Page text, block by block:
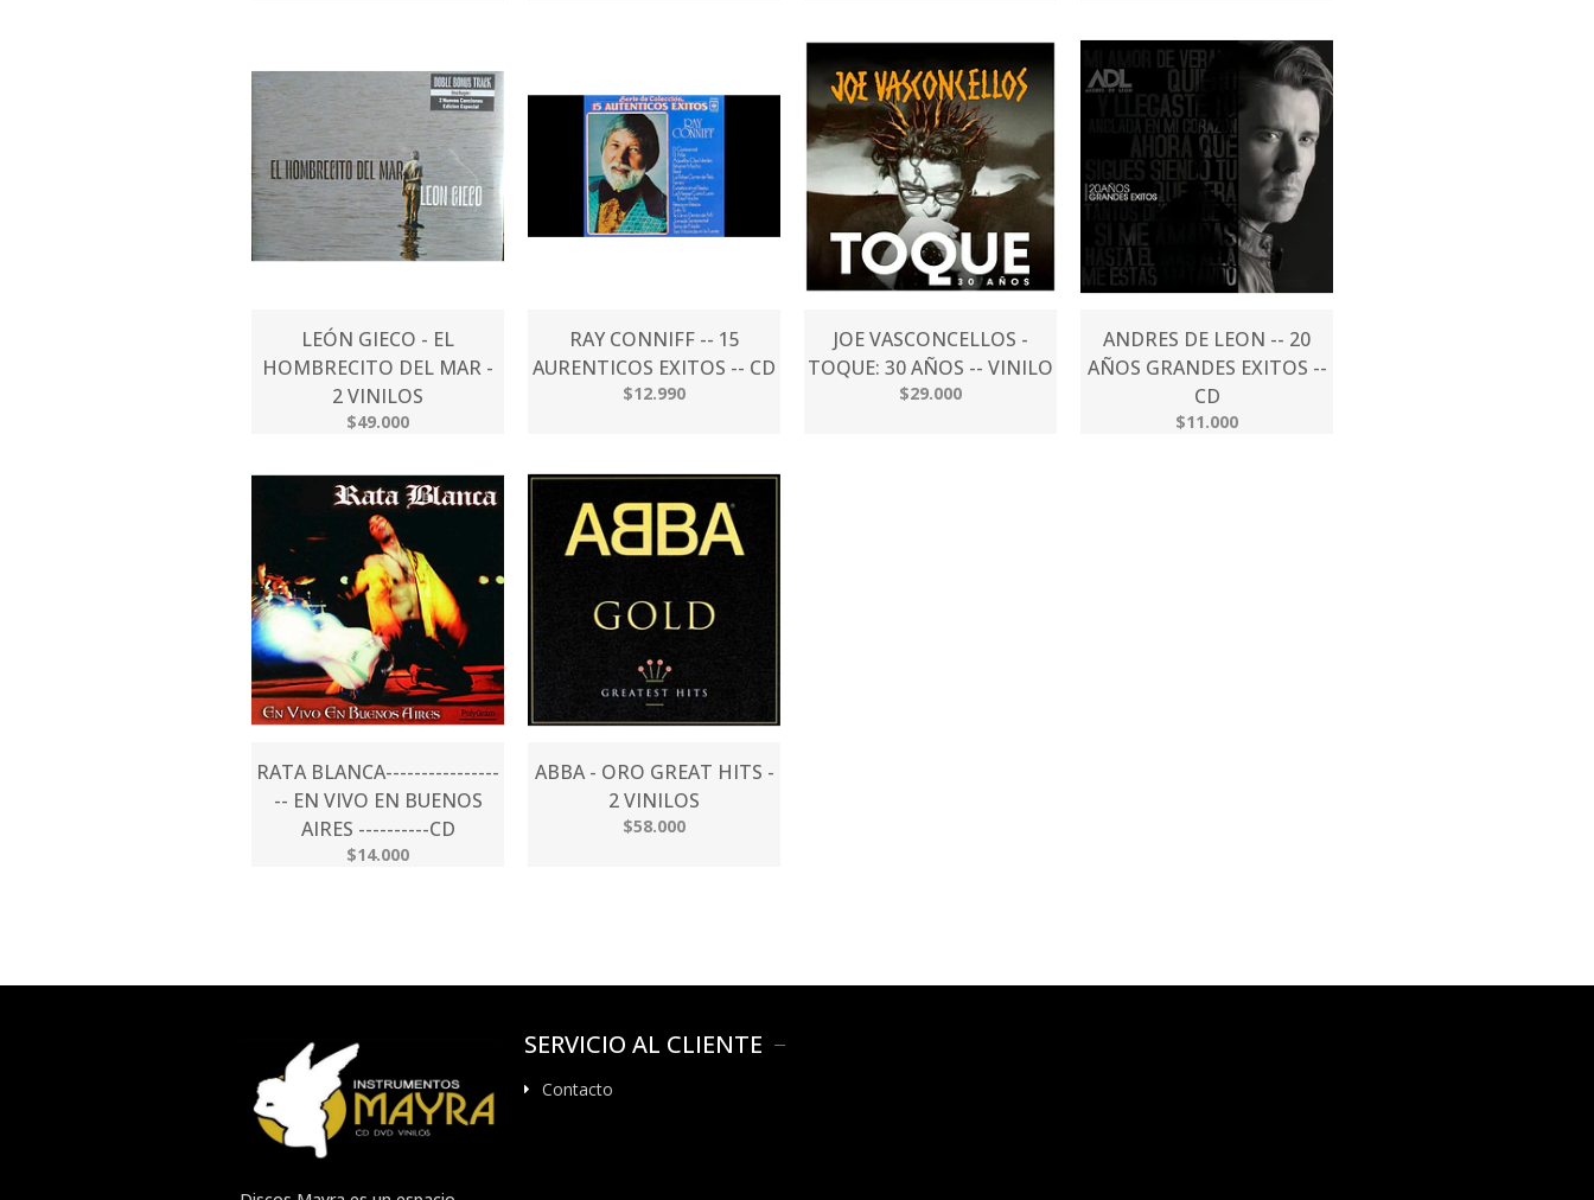
LEÓN GIECO - EL
HOMBRECITO DEL MAR -
2 VINILOS
$49.000
RAY CONNIFF -- 15
AURENTICOS EXITOS -- CD
$12.990
JOE VASCONCELLOS -
TOQUE: 30 AÑOS -- VINILO
$29.000
ANDRES DE LEON -- 20
AÑOS GRANDES EXITOS --
CD
$11.000
RATA BLANCA----------------
-- EN VIVO EN BUENOS
AIRES ----------CD
$14.000
ABBA - ORO GREAT HITS -
2 VINILOS
$58.000
SERVICIO AL CLIENTE
Contacto